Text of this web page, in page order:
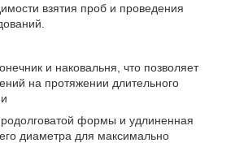
взятия проб и проведения
и наковальня, что позволяет
на протяжении длительного
формы и удлиненная
диаметра для максимально